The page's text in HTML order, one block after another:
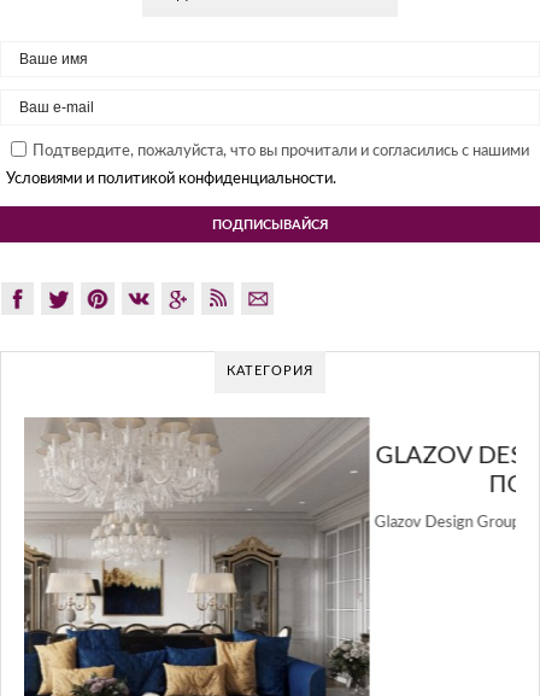
Подтвердите, пожалуйста, что вы прочитали и согласились с нашими
Условиями и политикой конфиденциальности.
КАТЕГОРИЯ